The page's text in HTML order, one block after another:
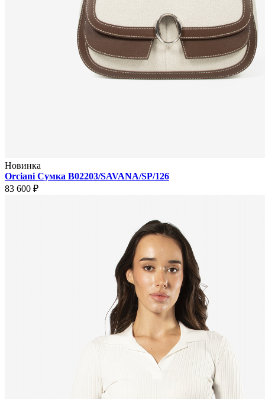
Новинка
Orciani Сумка B02203/SAVANA/SP/126
83 600 ₽